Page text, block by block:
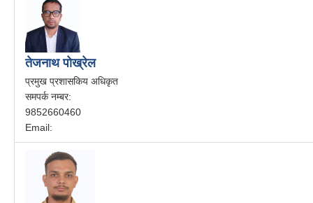
तेजनाथ पोख्रेल
प्रमुख प्रशासकिय अधिकृत
समपर्क नम्बर:
9852660460
Email: